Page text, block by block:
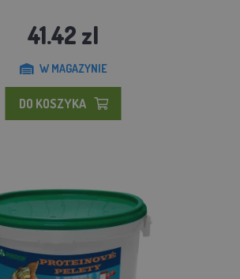
41.42 zl
W MAGAZYNIE
DO KOSZYKA